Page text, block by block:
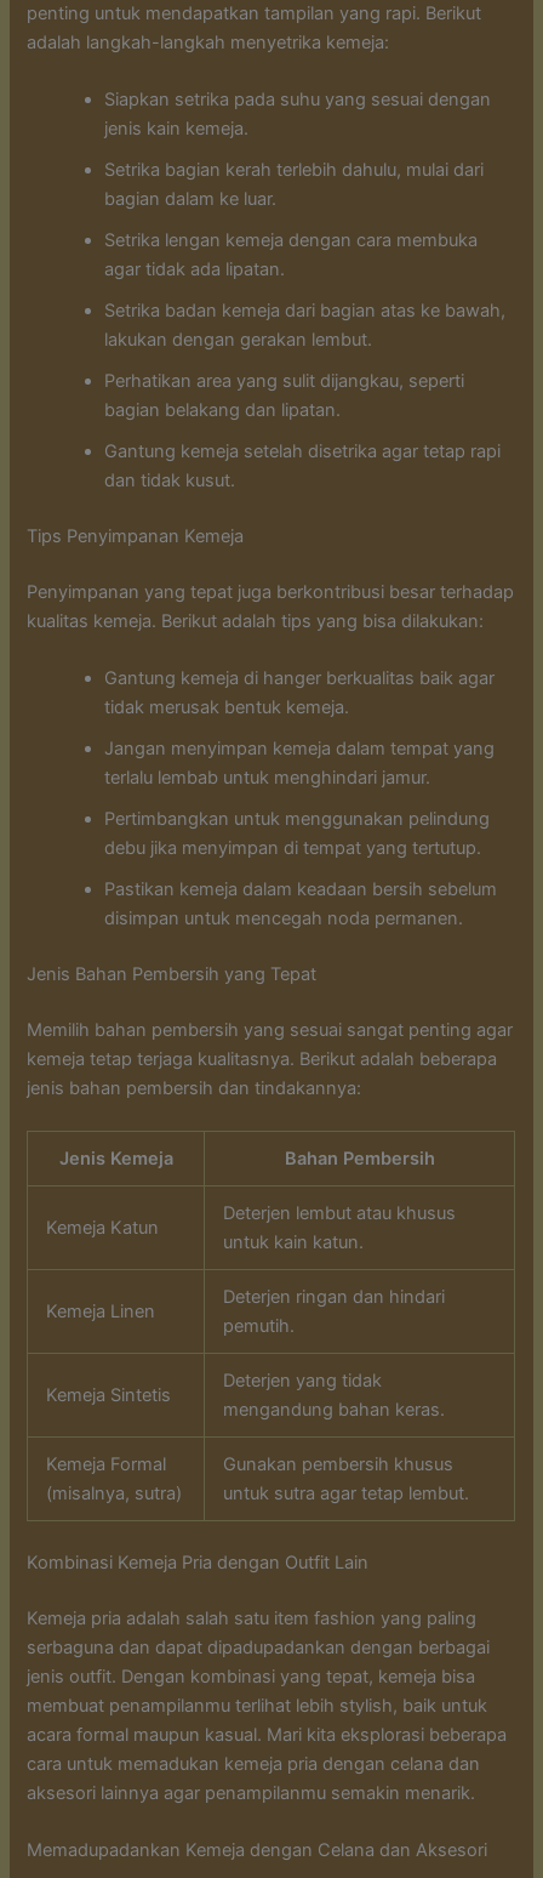
penting untuk mendapatkan tampilan yang rapi. Berikut
adalah langkah-langkah menyetrika kemeja:
Siapkan setrika pada suhu yang sesuai dengan
jenis kain kemeja.
Setrika bagian kerah terlebih dahulu, mulai dari
bagian dalam ke luar.
Setrika lengan kemeja dengan cara membuka
agar tidak ada lipatan.
Setrika badan kemeja dari bagian atas ke bawah,
lakukan dengan gerakan lembut.
Perhatikan area yang sulit dijangkau, seperti
bagian belakang dan lipatan.
Gantung kemeja setelah disetrika agar tetap rapi
dan tidak kusut.
Tips Penyimpanan Kemeja
Penyimpanan yang tepat juga berkontribusi besar terhadap
kualitas kemeja. Berikut adalah tips yang bisa dilakukan:
Gantung kemeja di hanger berkualitas baik agar
tidak merusak bentuk kemeja.
Jangan menyimpan kemeja dalam tempat yang
terlalu lembab untuk menghindari jamur.
Pertimbangkan untuk menggunakan pelindung
debu jika menyimpan di tempat yang tertutup.
Pastikan kemeja dalam keadaan bersih sebelum
disimpan untuk mencegah noda permanen.
Jenis Bahan Pembersih yang Tepat
Memilih bahan pembersih yang sesuai sangat penting agar
kemeja tetap terjaga kualitasnya. Berikut adalah beberapa
jenis bahan pembersih dan tindakannya:
Jenis Kemeja Bahan Pembersih
Kemeja Katun
Deterjen lembut atau khusus
untuk kain katun.
Kemeja Linen
Deterjen ringan dan hindari
pemutih.
Kemeja Sintetis
Deterjen yang tidak
mengandung bahan keras.
Kemeja Formal
(misalnya, sutra)
Gunakan pembersih khusus
untuk sutra agar tetap lembut.
Kombinasi Kemeja Pria dengan Outfit Lain
Kemeja pria adalah salah satu item fashion yang paling
serbaguna dan dapat dipadupadankan dengan berbagai
jenis outfit. Dengan kombinasi yang tepat, kemeja bisa
membuat penampilanmu terlihat lebih stylish, baik untuk
acara formal maupun kasual. Mari kita eksplorasi beberapa
cara untuk memadukan kemeja pria dengan celana dan
aksesori lainnya agar penampilanmu semakin menarik.
Memadupadankan Kemeja dengan Celana dan Aksesori